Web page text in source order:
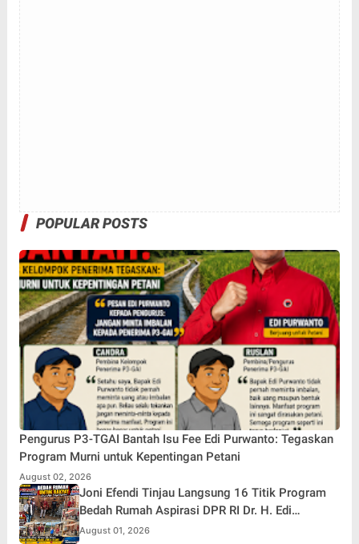
POPULAR POSTS
Pengurus P3-TGAI Bantah Isu Fee Edi Purwanto: Tegaskan
Program Murni untuk Kepentingan Petani
August 02, 2026
Joni Efendi Tinjau Langsung 16 Titik Program
Bedah Rumah Aspirasi DPR RI Dr. H. Edi
Purwanto di Kecamatan Gunung Kerinci
August 01, 2026